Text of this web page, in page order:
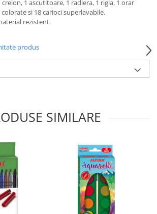
1 ascutitoare, 1 radiera, 1 rigla, 1 orar
si 18 carioci superlavabile.
rezistent.
produs
SIMILARE